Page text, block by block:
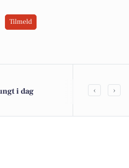
Tilmeld
i dag
Top 6 over
‹ ›